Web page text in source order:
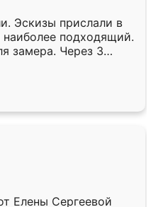
Эскизы прислали в
подходящий.
замера. Через 3
готова. Остались
Ренессанс
работу!
Елены Сергеевой